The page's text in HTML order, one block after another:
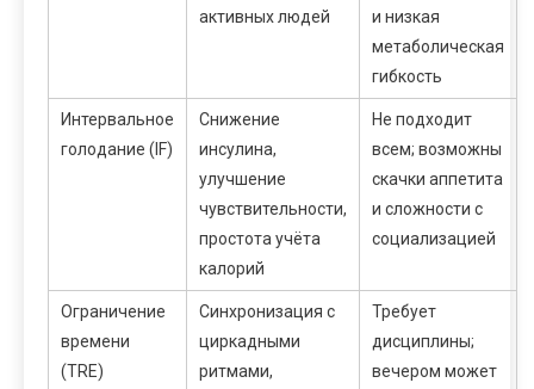
активных людей
и низкая
метаболическая
гибкость
Интервальное
голодание (IF)
Снижение
инсулина,
улучшение
чувствительности,
простота учёта
калорий
Не подходит
всем; возможны
скачки аппетита
и сложности с
социализацией
Ограничение
времени
(TRE)
Синхронизация с
циркадными
ритмами,
Требует
дисциплины;
вечером может